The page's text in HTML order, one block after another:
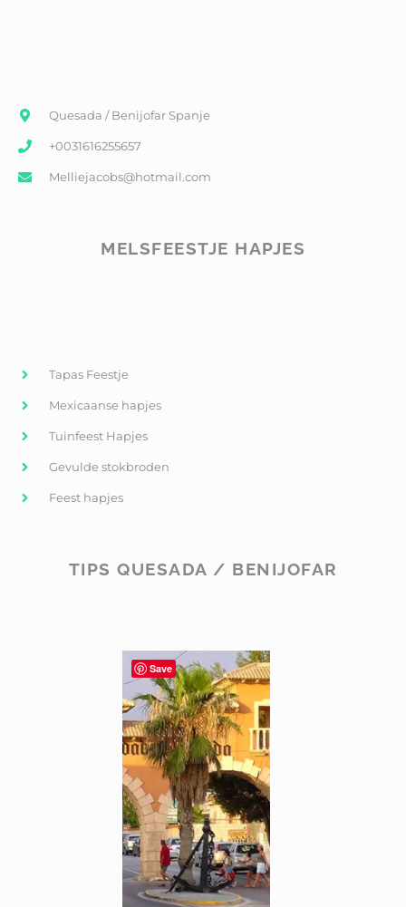
Quesada / Benijofar Spanje
+0031616255657
Melliejacobs@hotmail.com
MELSFEESTJE HAPJES
Tapas Feestje
Mexicaanse hapjes
Tuinfeest Hapjes
Gevulde stokbroden
Feest hapjes
TIPS QUESADA / BENIJOFAR
Save